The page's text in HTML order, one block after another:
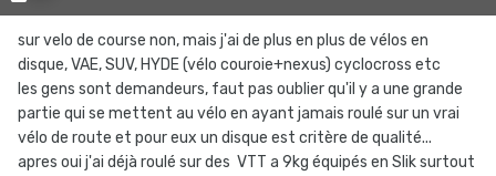
sur velo de course non, mais j'ai de plus en plus de vélos en
disque, VAE, SUV, HYDE (vélo couroie+nexus) cyclocross etc
les gens sont demandeurs, faut pas oublier qu'il y a une grande
partie qui se mettent au vélo en ayant jamais roulé sur un vrai
vélo de route et pour eux un disque est critère de qualité...
apres oui j'ai déjà roulé sur des VTT a 9kg équipés en Slik surtout